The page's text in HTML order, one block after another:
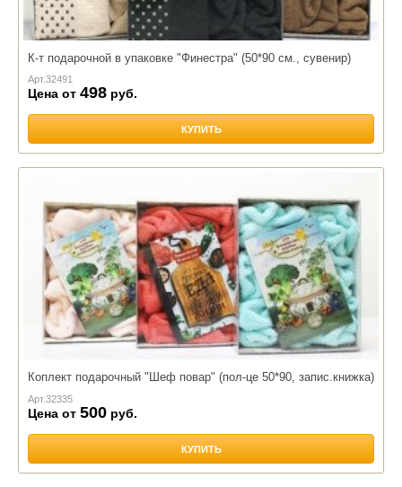
К-т подарочной в упаковке "Финестра" (50*90 см., сувенир)
Арт.32491
Цена от 498 руб.
КУПИТЬ
Коплект подарочный "Шеф повар" (пол-це 50*90, запис.книжка)
Арт.32335
Цена от 500 руб.
КУПИТЬ